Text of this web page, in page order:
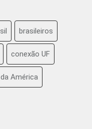
brasileiros
conexão UF
América